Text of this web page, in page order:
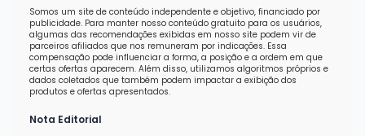
Somos um site de conteúdo independente e objetivo, financiado por
publicidade. Para manter nosso conteúdo gratuito para os usuários,
algumas das recomendações exibidas em nosso site podem vir de
parceiros afiliados que nos remuneram por indicações. Essa
compensação pode influenciar a forma, a posição e a ordem em que
certas ofertas aparecem. Além disso, utilizamos algoritmos próprios e
dados coletados que também podem impactar a exibição dos
produtos e ofertas apresentados.
Nota Editorial